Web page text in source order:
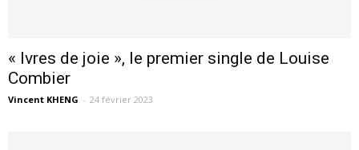
« Ivres de joie », le premier single de Louise
Combier
Vincent KHENG - 24 février 2023